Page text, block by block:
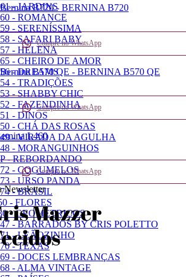
- JARDINS
- ROMANCE
- SERENÍSSIMA
- SAFARI BABY
- HELENA
- CHEIRO DE AMOR
- DREAMS
- TRADIÇÕES
- SHABBY CHIC
- FAZENDINHA
- DINOS
- CHÁ DAS ROSAS
- VIRADA DA AGULHA
- MORANGUINHOS
- REBORDANDO
- COGUMELOS
- URSO PANDA
- BRASIL
- FLORES
- GEOMÉTRICOS
- BARRADOS BY CRIS POLETTO
- LEÃOZINHO
- TEXAS
- DOCES LEMBRANÇAS
- ALMA VINTAGE
B720 - BERNINA B720
Compre no WhatsApp
B570 QE - BERNINA B570 QE
Compre no WhatsApp
L460
Compre no WhatsApp
Newsletter